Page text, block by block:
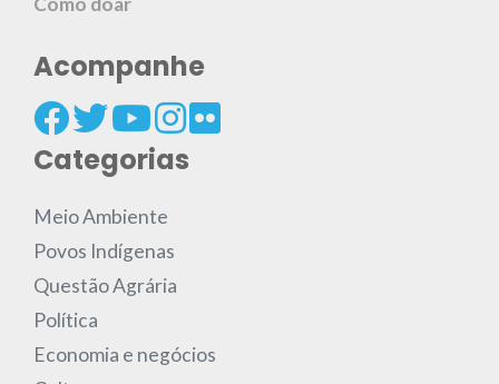
Acompanhe
Categorias
Meio Ambiente
Povos Indígenas
Questão Agrária
Política
Economia e negócios